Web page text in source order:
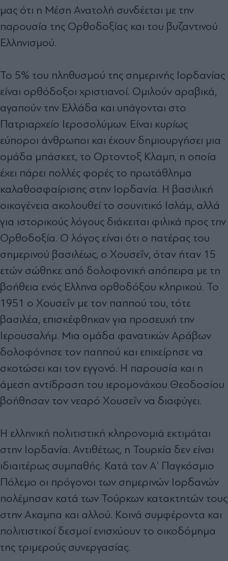
µας ότι η Μέση Ανατολή συνδέεται µε την
παρουσία της Ορθοδοξίας και του βυζαντινού
Ελληνισµού.
Το 5% του πληθυσµού της σηµερινής Ιορδανίας
είναι ορθόδοξοι χριστιανοί. Οµιλούν αραβικά,
αγαπούν την Ελλάδα και υπάγονται στο
Πατριαρχείο Ιεροσολύµων. Είναι κυρίως
εύποροι άνθρωποι και έχουν δηµιουργήσει µια
οµάδα µπάσκετ, το Ορτοντοξ Κλαµπ, η οποία
έχει πάρει πολλές φορές το πρωτάθληµα
καλαθοσφαίρισης στην Ιορδανία. Η βασιλική
οικογένεια ακολουθεί το σουνιτικό Ισλάµ, αλλά
για ιστορικούς λόγους διάκειται φιλικά προς την
Ορθοδοξία. Ο λόγος είναι ότι ο πατέρας του
σηµερινού βασιλέως, ο Χουσεΐν, όταν ήταν 15
ετών σώθηκε από δολοφονική απόπειρα µε τη
βοήθεια ενός Ελληνα ορθοδόξου κληρικού. Το
1951 ο Χουσεΐν µε τον παππού του, τότε
βασιλέα, επισκέφθηκαν για προσευχή την
Ιερουσαλήµ. Μια οµάδα φανατικών Αράβων
δολοφόνησε τον παππού και επιχείρησε να
σκοτώσει και τον εγγονό. Η παρουσία και η
άµεση αντίδραση του ιεροµονάχου Θεοδοσίου
βοήθησαν τον νεαρό Χουσεΐν να διαφύγει.
Η ελληνική πολιτιστική κληρονοµιά εκτιµάται
στην Ιορδανία. Αντιθέτως, η Τουρκία δεν είναι
ιδιαιτέρως συµπαθής. Κατά τον Α’ Παγκόσµιο
Πόλεµο οι πρόγονοι των σηµερινών Ιορδανών
πολέµησαν κατά των Τούρκων κατακτητών τους
στην Ακαµπα και αλλού. Κοινά συµφέροντα και
πολιτιστικοί δεσµοί ενισχύουν το οικοδόµηµα
της τριµερούς συνεργασίας.